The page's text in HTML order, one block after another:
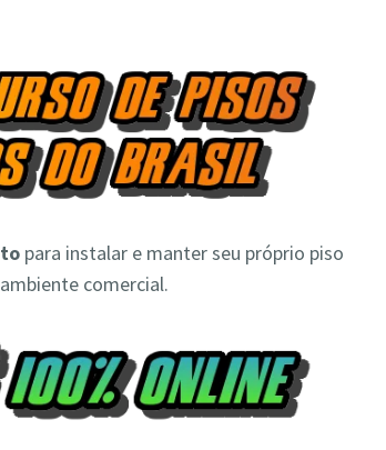
para instalar e manter seu próprio piso
comercial.